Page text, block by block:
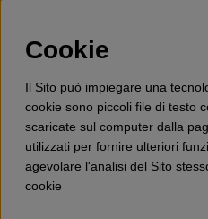
Accessori per la protezione
Aspirapolvere,
Lubrificanti, Carburanti,
Cookie
Il Sito può impiegare una
cookie sono piccoli file di testo
scaricate sul computer dalla
utilizzati per fornire ulteriori
agevolare l'analisi del Sito
cookie